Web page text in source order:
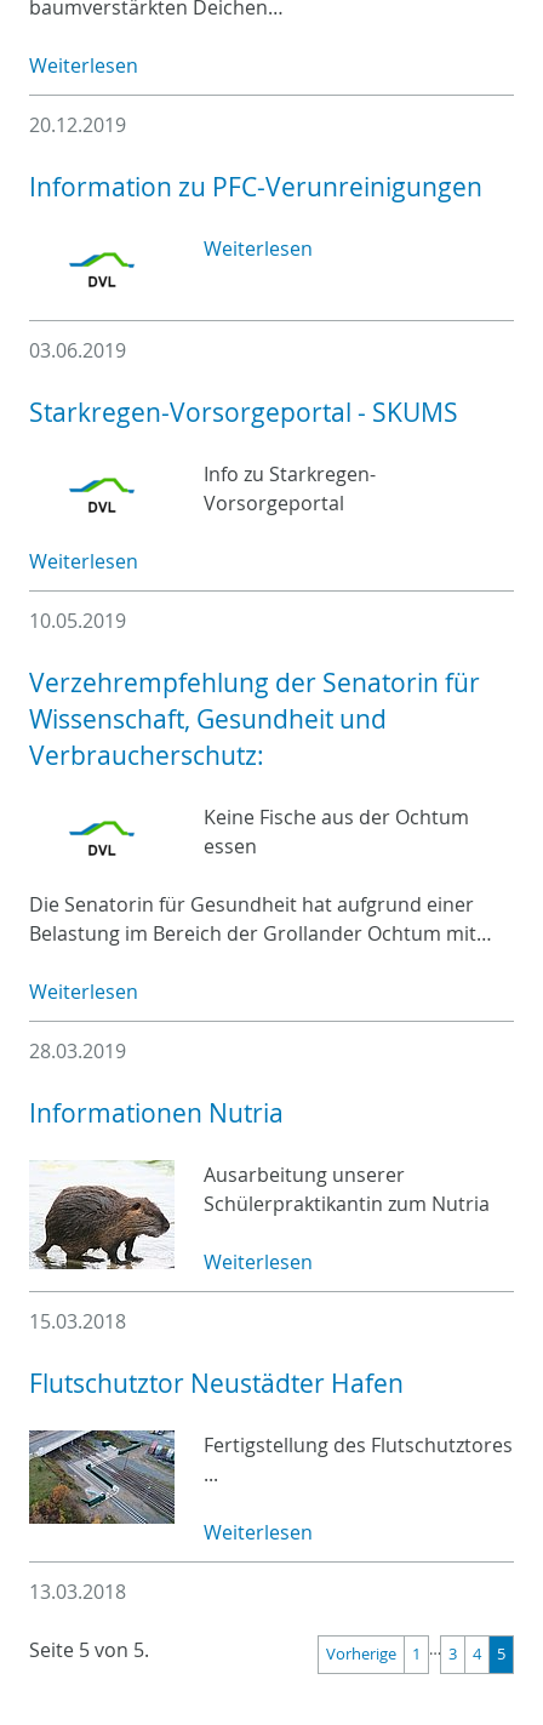
baumverstärkten Deichen…
Weiterlesen
20.12.2019
Information zu PFC-Verunreinigungen
Weiterlesen
03.06.2019
Starkregen-Vorsorgeportal - SKUMS
Info zu Starkregen-
Vorsorgeportal
Weiterlesen
10.05.2019
Verzehrempfehlung der Senatorin für
Wissenschaft, Gesundheit und
Verbraucherschutz:
Keine Fische aus der Ochtum
essen
Die Senatorin für Gesundheit hat aufgrund einer
Belastung im Bereich der Grollander Ochtum mit…
Weiterlesen
28.03.2019
Informationen Nutria
Ausarbeitung unserer
Schülerpraktikantin zum Nutria
Weiterlesen
15.03.2018
Flutschutztor Neustädter Hafen
Fertigstellung des Flutschutztores
...
Weiterlesen
13.03.2018
Seite 5 von 5. Vorherige 1 … 3 4 5